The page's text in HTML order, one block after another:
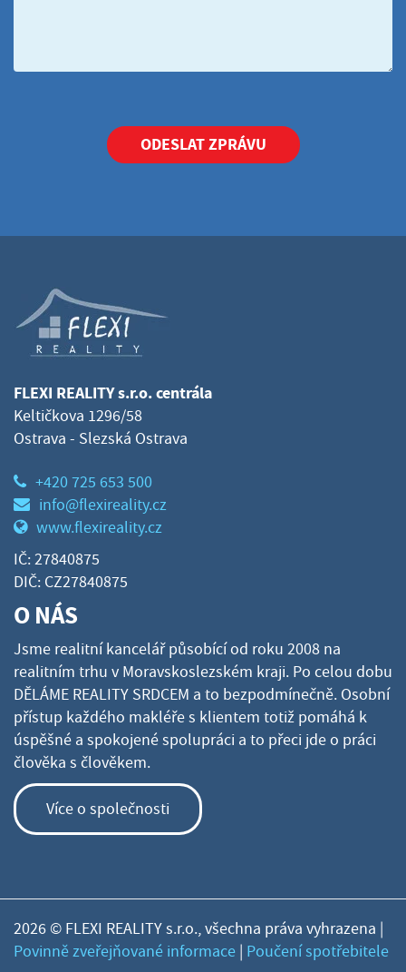
ODESLAT ZPRÁVU
FLEXI REALITY s.r.o. centrála
Keltičkova 1296/58
Ostrava - Slezská Ostrava
+420 725 653 500
info@flexireality.cz
www.flexireality.cz
IČ: 27840875
DIČ: CZ27840875
O NÁS
Jsme realitní kancelář působící od roku 2008 na
realitním trhu v Moravskoslezském kraji. Po celou dobu
DĚLÁME REALITY SRDCEM a to bezpodmínečně. Osobní
přístup každého makléře s klientem totiž pomáhá k
úspěšné a spokojené spolupráci a to přeci jde o práci
člověka s člověkem.
Více o společnosti
2026 © FLEXI REALITY s.r.o., všechna práva vyhrazena |
Povinně zveřejňované informace | Poučení spotřebitele